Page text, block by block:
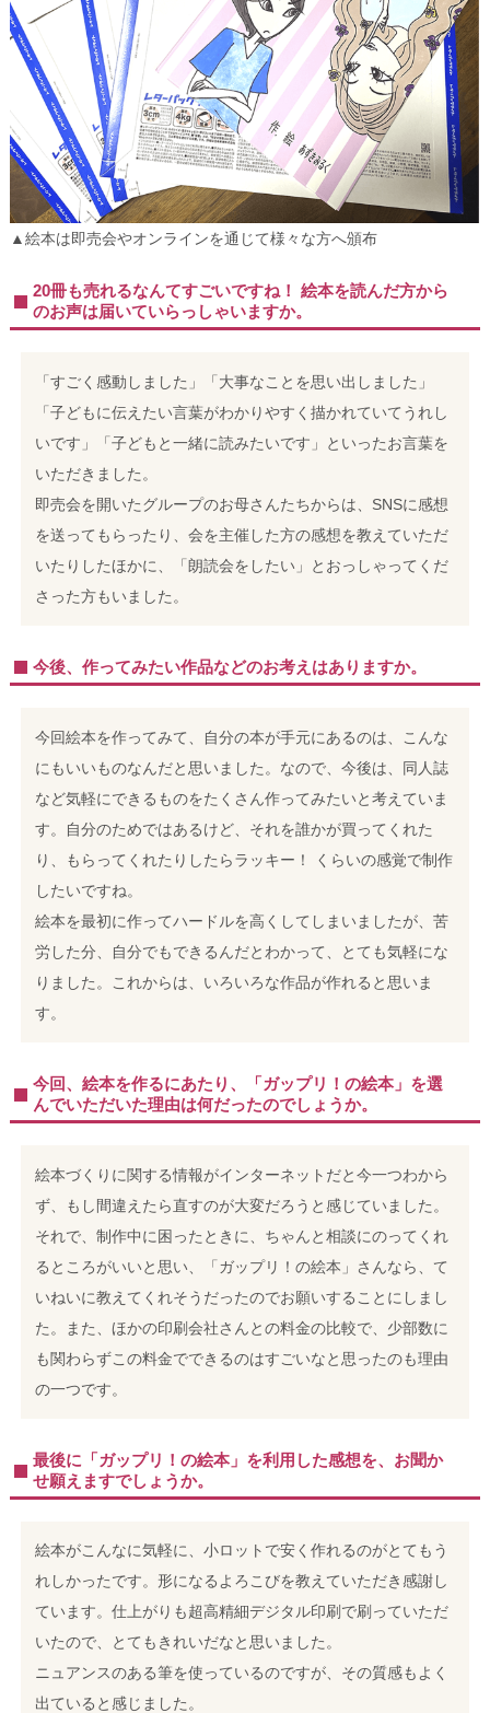
▲絵本は即売会やオンラインを通じて様々な方へ頒布
20冊も売れるなんてすごいですね！ 絵本を読んだ方から
のお声は届いていらっしゃいますか。
「すごく感動しました」「大事なことを思い出しました」
「子どもに伝えたい言葉がわかりやすく描かれていてうれし
いです」「子どもと一緒に読みたいです」といったお言葉を
いただきました。
即売会を開いたグループのお母さんたちからは、SNSに感想
を送ってもらったり、会を主催した方の感想を教えていただ
いたりしたほかに、「朗読会をしたい」とおっしゃってくだ
さった方もいました。
今後、作ってみたい作品などのお考えはありますか。
今回絵本を作ってみて、自分の本が手元にあるのは、こんな
にもいいものなんだと思いました。なので、今後は、同人誌
など気軽にできるものをたくさん作ってみたいと考えていま
す。自分のためではあるけど、それを誰かが買ってくれた
り、もらってくれたりしたらラッキー！ くらいの感覚で制作
したいですね。
絵本を最初に作ってハードルを高くしてしまいましたが、苦
労した分、自分でもできるんだとわかって、とても気軽にな
りました。これからは、いろいろな作品が作れると思いま
す。
今回、絵本を作るにあたり、「ガップリ！の絵本」を選
んでいただいた理由は何だったのでしょうか。
絵本づくりに関する情報がインターネットだと今一つわから
ず、もし間違えたら直すのが大変だろうと感じていました。
それで、制作中に困ったときに、ちゃんと相談にのってくれ
るところがいいと思い、「ガップリ！の絵本」さんなら、て
いねいに教えてくれそうだったのでお願いすることにしまし
た。また、ほかの印刷会社さんとの料金の比較で、少部数に
も関わらずこの料金でできるのはすごいなと思ったのも理由
の一つです。
最後に「ガップリ！の絵本」を利用した感想を、お聞か
せ願えますでしょうか。
絵本がこんなに気軽に、小ロットで安く作れるのがとてもう
れしかったです。形になるよろこびを教えていただき感謝し
ています。仕上がりも超高精細デジタル印刷で刷っていただ
いたので、とてもきれいだなと思いました。
ニュアンスのある筆を使っているのですが、その質感もよく
出ていると感じました。